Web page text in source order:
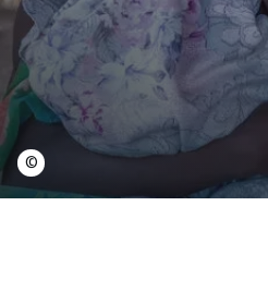
©